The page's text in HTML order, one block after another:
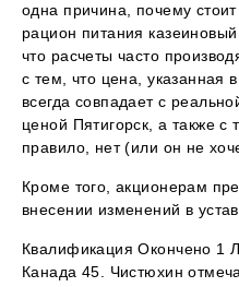
одна причина, почему
рацион питания
что расчеты часто
с тем, что цена, указанная
всегда совпадает с
ценой Пятигорск, а также с
правило, нет (или он не
Кроме того, акционерам
внесении изменений в
Квалификация Окончено 1
Канада 45. Чистюхин